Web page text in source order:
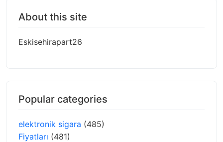
About this site
Eskisehirapart26
Popular categories
elektronik sigara (485)
Fiyatları (481)